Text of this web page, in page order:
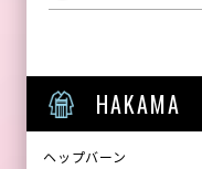
HAKAMA
ヘップバーン